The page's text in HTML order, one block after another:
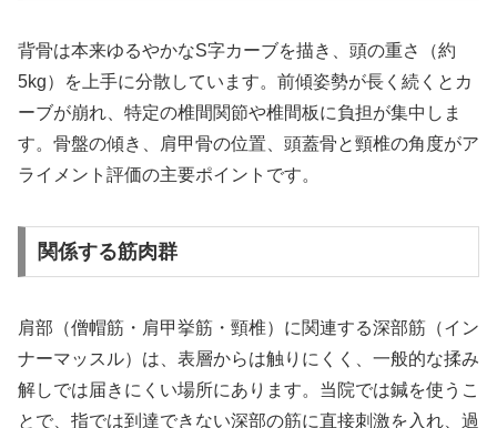
背骨は本来ゆるやかなS字カーブを描き、頭の重さ（約
5kg）を上手に分散しています。前傾姿勢が長く続くとカ
ーブが崩れ、特定の椎間関節や椎間板に負担が集中しま
す。骨盤の傾き、肩甲骨の位置、頭蓋骨と頸椎の角度がア
ライメント評価の主要ポイントです。
関係する筋肉群
肩部（僧帽筋・肩甲挙筋・頸椎）に関連する深部筋（イン
ナーマッスル）は、表層からは触りにくく、一般的な揉み
解しでは届きにくい場所にあります。当院では鍼を使うこ
とで、指では到達できない深部の筋に直接刺激を入れ、過